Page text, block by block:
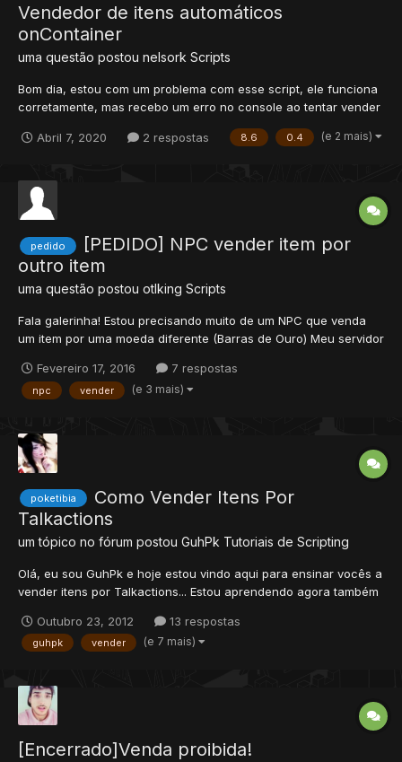
Vendedor de itens automáticos
onContainer
uma questão postou nelsork Scripts
Bom dia, estou com um problema com esse script, ele funciona
corretamente, mas recebo um erro no console ao tentar vender
Interface] [7/4/2020 12:59:12]
12:59:12] Descr...
Abril 7, 2020 2 respostas 8.6 0.4 (e 2 mais)
pedido
[PEDIDO] NPC vender item por
outro item
uma questão postou otlking Scripts
Fala galerinha! Estou precisando muito de um NPC que venda
um item por uma moeda diferente (Barras de Ouro) Meu servidor
eu digo o nome do item que vou comprar pelas barras, o NPC
não entrega o item e nem pega as barras de ouro....
Fevereiro 17, 2016 7 respostas
npc vender (e 3 mais)
poketibia
Como Vender Itens Por
Talkactions
um tópico no fórum postou GuhPk Tutoriais de Scripting
Olá, eu sou GuhPk e hoje estou vindo aqui para ensinar vocês a
vender itens por Talkactions... Estou aprendendo agora também
para 1 item a venda... Caso eu descobra outra maneira de criar
em 1 script só eu posto aqui!!! =...
Outubro 23, 2012 13 respostas
guhpk vender (e 7 mais)
[Encerrado]Venda proibida!